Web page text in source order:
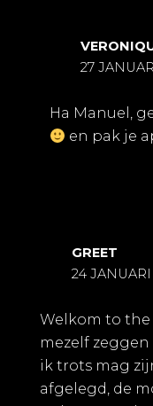
27
Ha Manuel,
en pak je
GREET
24
Welkom to
mezelf
ik trots mag
afgelegd, de